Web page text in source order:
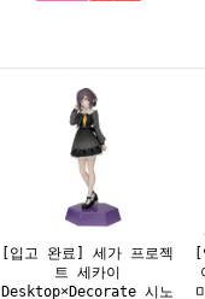
[입고 완료] 세가 프로젝
트 세카이
Desktop×Decorate 시노
[